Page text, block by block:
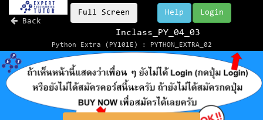
Back
Full Screen Login
Help
Inclass_PY_04_03
Python Extra (PY101E) : PYTHON_EXTRA_02